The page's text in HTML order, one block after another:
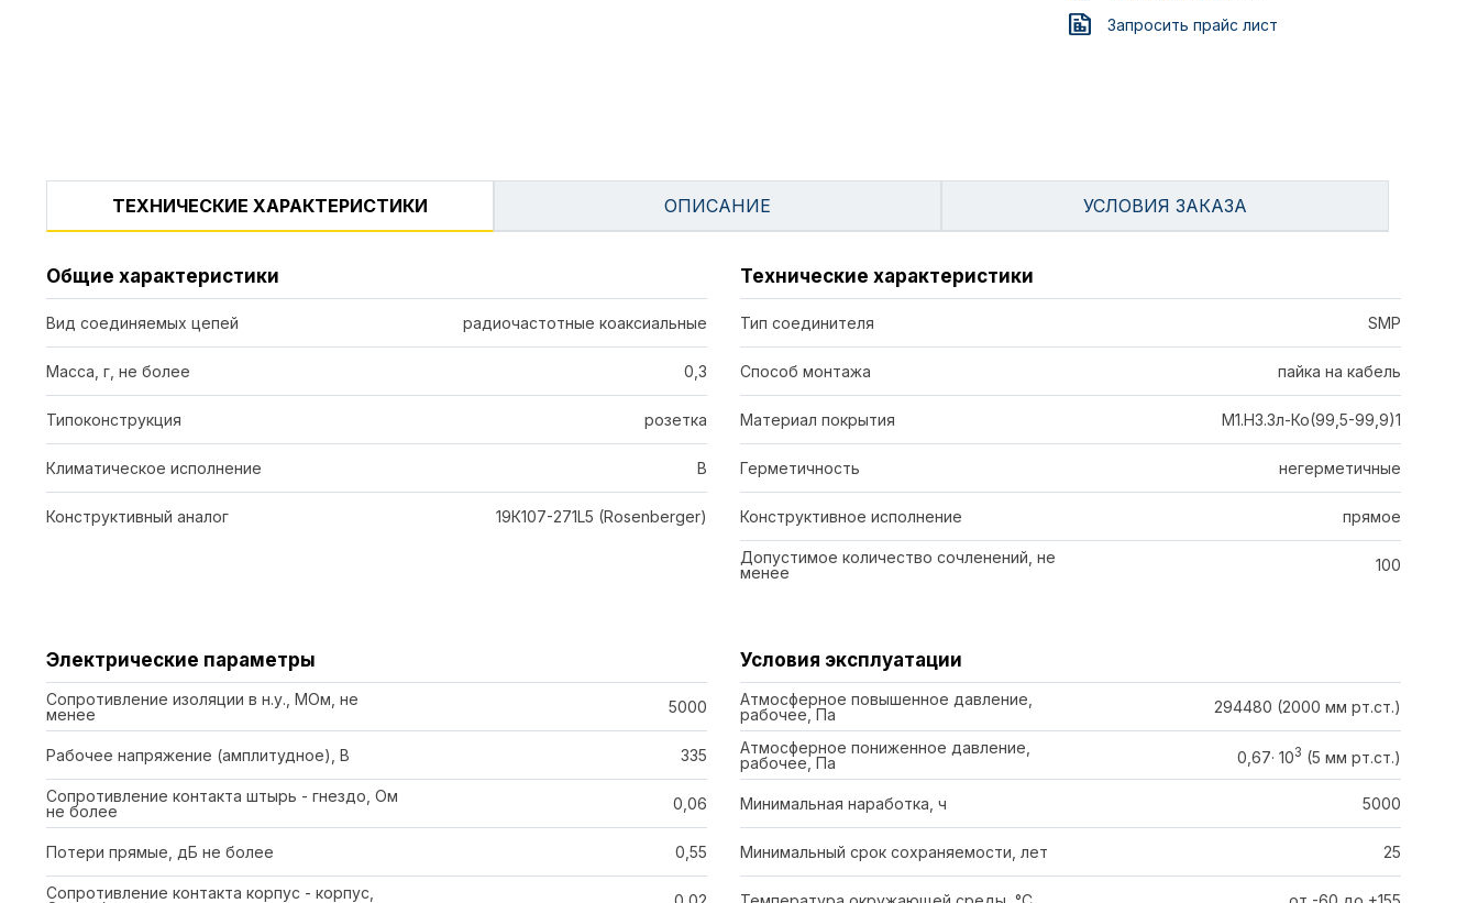
Запросить прайс лист
ТЕХНИЧЕСКИЕ ХАРАКТЕРИСТИКИ ОПИСАНИЕ УСЛОВИЯ ЗАКАЗА
Общие характеристики
Вид соединяемых цепей радиочастотные коаксиальные
Масса, г, не более 0,3
Типоконструкция розетка
Климатическое исполнение В
Конструктивный аналог 19К107-271L5 (Rosenberger)
Технические характеристики
Тип соединителя SMP
Способ монтажа пайка на кабель
Материал покрытия М1.Н3.Зл-Ко(99,5-99,9)1
Герметичность негерметичные
Конструктивное исполнение прямое
Допустимое количество сочленений, не
менее
100
Электрические параметры
Сопротивление изоляции в н.у., МОм, не
менее
5000
Рабочее напряжение (амплитудное), В 335
Сопротивление контакта штырь - гнездо, Ом
не более
0,06
Потери прямые, дБ не более 0,55
Сопротивление контакта корпус - корпус,
Условия эксплуатации
Атмосферное повышенное давление,
рабочее, Па
294480 (2000 мм рт.ст.)
Атмосферное пониженное давление,
рабочее, Па
0,67· 103 (5 мм рт.ст.)
Минимальная наработка, ч 5000
Минимальный срок сохраняемости, лет 25